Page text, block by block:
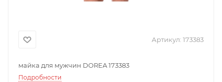
Артикул: 173383
майка для мужчин DOREA 173383
Подробности